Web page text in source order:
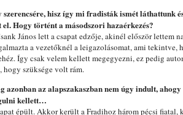
hisz így mi fradisták ismét láthattunk
Hogy történt a másodszori hazaérkezés?
János lett a csapat edzője, akinél először lettem
a vezetőknél a leigazolásomat, ami tekintve,
Így csak velem kellett megegyezni, ez pedig
szüksége volt rám.
azonban az alapszakaszban nem úgy indult,
kellett…
épült. Akkor került a Fradihoz három pécsi